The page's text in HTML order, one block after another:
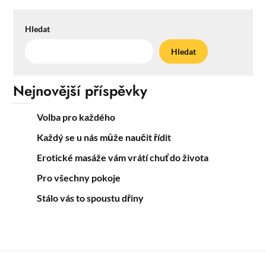
Hledat
Hledat
Nejnovější příspěvky
Volba pro každého
Každý se u nás může naučit řídit
Erotické masáže vám vrátí chuť do života
Pro všechny pokoje
Stálo vás to spoustu dřiny